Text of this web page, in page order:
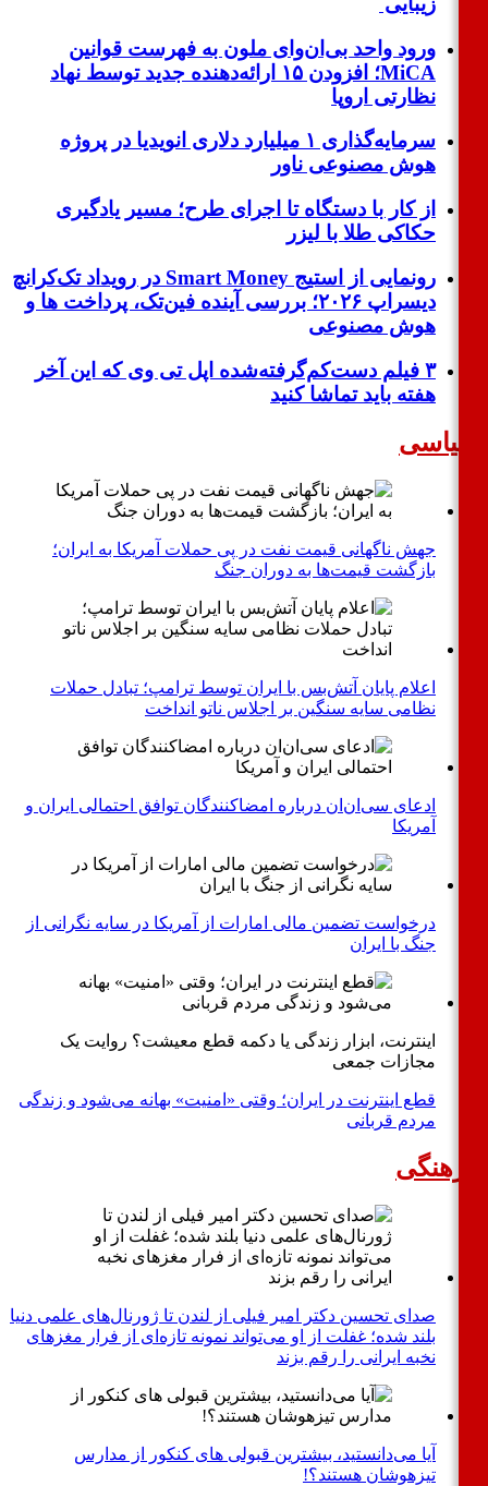
ورود واحد بی‌ان‌وای ملون به فهرست قوانین
MiCA؛ افزودن ۱۵ ارائه‌دهنده جدید توسط نهاد
نظارتی اروپا
سرمایه‌گذاری ۱ میلیارد دلاری انویدیا در پروژه
هوش مصنوعی ناور
از کار با دستگاه تا اجرای طرح؛ مسیر یادگیری
حکاکی طلا با لیزر
رونمایی از استیج Smart Money در رویداد تک‌کرانچ
دیسراپ ۲۰۲۶؛ بررسی آینده فین‌تک، پرداخت‌ ها و
هوش مصنوعی
۳ فیلم دست‌کم‌گرفته‌شده اپل تی وی که این آخر
هفته باید تماشا کنید
جهش ناگهانی قیمت نفت در پی حملات آمریکا به ایران؛
بازگشت قیمت‌ها به دوران جنگ
اعلام پایان آتش‌بس با ایران توسط ترامپ؛ تبادل حملات
نظامی سایه سنگین بر اجلاس ناتو انداخت
ادعای سی‌ان‌ان درباره امضاکنندگان توافق احتمالی ایران و
آمریکا
درخواست تضمین مالی امارات از آمریکا در سایه نگرانی از
جنگ با ایران
اینترنت، ابزار زندگی یا دکمه قطع معیشت؟ روایت یک
مجازات جمعی
قطع اینترنت در ایران؛ وقتی «امنیت» بهانه می‌شود و زندگی
مردم قربانی
صدای تحسین دکتر امیر فیلی از لندن تا ژورنال‌های علمی دنیا
بلند شده؛ غفلت از او می‌تواند نمونه تازه‌ای از فرار مغزهای
نخبه ایرانی را رقم بزند
آیا می‌دانستید، بیشترین قبولی های کنکور از مدارس
تیزهوشان هستند؟!